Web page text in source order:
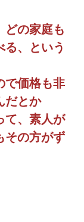
どの家庭も
る、という
で価格も非
だとか
て、素人が
その方がず